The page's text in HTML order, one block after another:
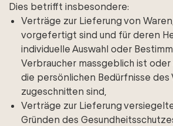
Dies betrifft insbesondere:
Verträge zur Lieferung von
vorgefertigt sind und für deren
individuelle Auswahl oder
Verbraucher massgeblich ist
die persönlichen Bedürfnisse des
zugeschnitten sind,
Verträge zur Lieferung
Gründen des